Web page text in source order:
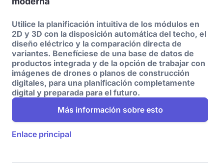
Utilice la planificación intuitiva de los módulos en
2D y 3D con la disposición automática del techo, el
diseño eléctrico y la comparación directa de
variantes. Benefíciese de una base de datos de
productos integrada y de la opción de trabajar con
imágenes de drones o planos de construcción
digitales, para una planificación completamente
digital y preparada para el futuro.
Más información sobre esto
Enlace principal